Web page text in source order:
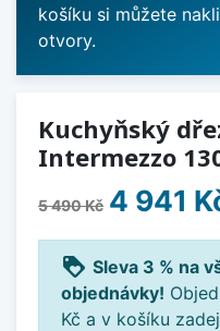
košíku si můžete
otvory.
Kuchyňský
Intermezzo
5 490 Kč 4 941
loyalty Sleva 3 % na
objednávky!
Kč a v košíku